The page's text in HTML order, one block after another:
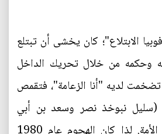
الابتلاع"؛ كان يخشى أن تبتلع
وحكمه من خلال تحريك الداخل
تضخمت لديه "أنا الزعامة"، فتقمص
(سليل نبوخذ نصر وسعد بن أبي